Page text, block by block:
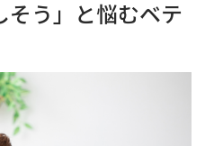
そう」と悩むベテ